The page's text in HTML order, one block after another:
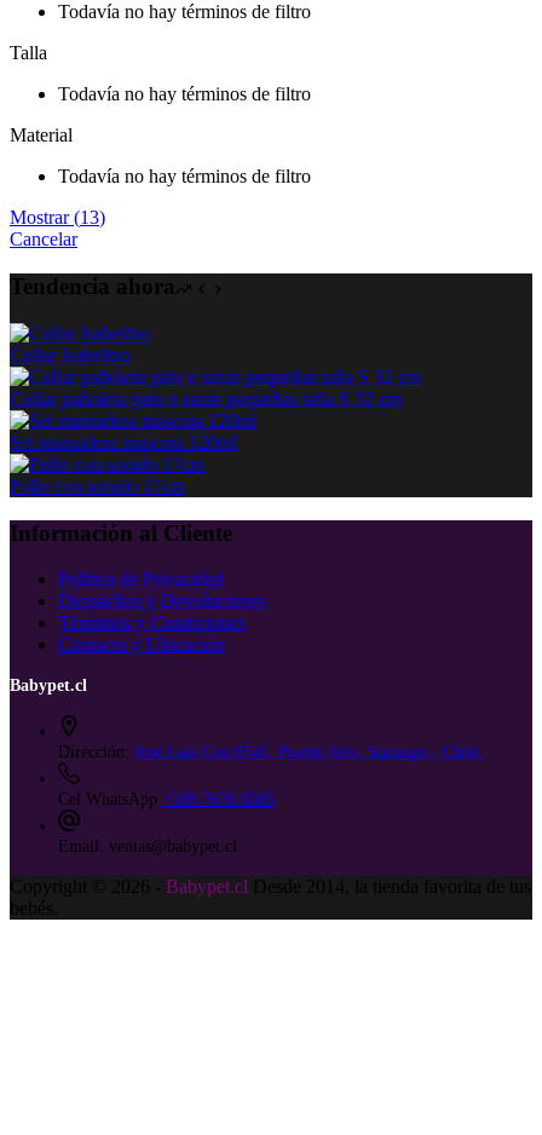
Todavía no hay términos de filtro
Talla
Todavía no hay términos de filtro
Material
Todavía no hay términos de filtro
Mostrar(13)
Cancelar
Tendencia ahora
Collar Isabelino
Collar pañoleta gato o razas pequeñas talla S 32 cm
Set mamadera mascota 120ml
Pollo con sonido 17cm
Información al Cliente
Política de Privacidad
Despachos y Devoluciones
Términos y Condiciones
Contacto y Ubicación
Babypet.cl
Dirección: José Luis Coo 0541, Puente Alto, Santiago - Chile.
Cel WhatsApp +569 7676 0385
Email: ventas@babypet.cl
Copyright © 2026 - Babypet.cl Desde 2014, la tienda favorita de tus
bebés.